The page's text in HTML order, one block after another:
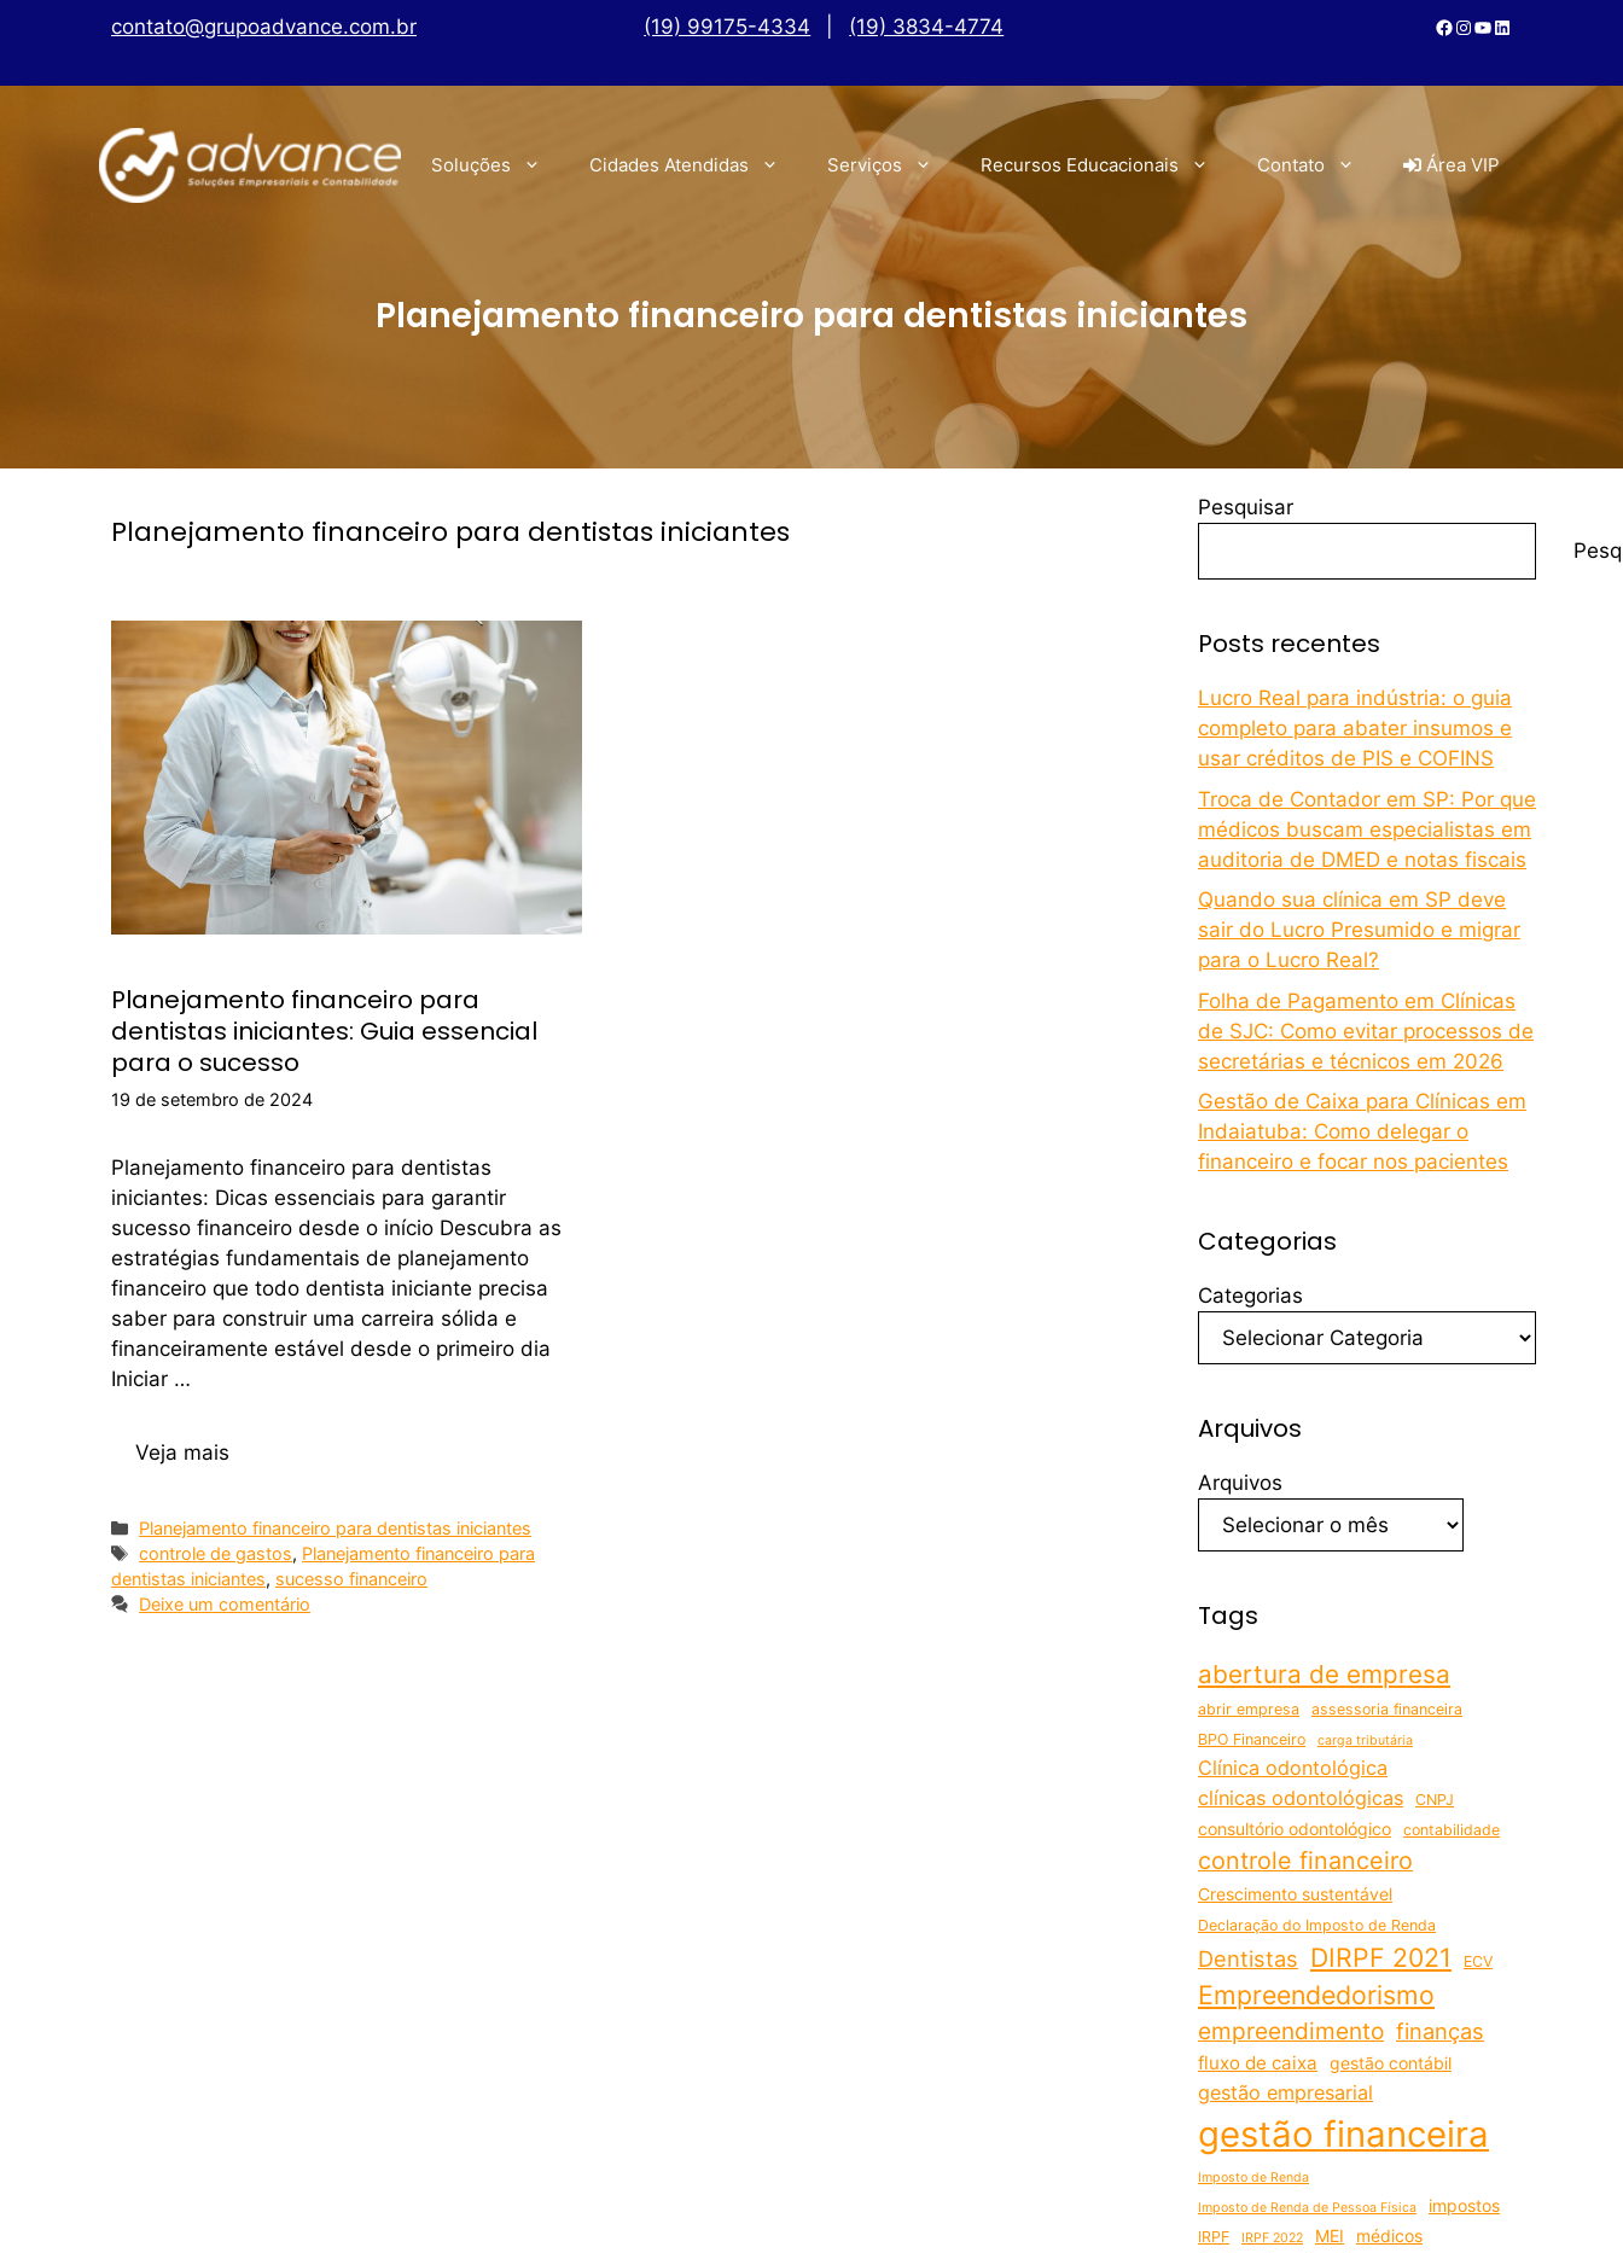
contato@grupoadvance.com.br (19) 99175-4334 (19) 3834-4774
Soluções Cidades Atendidas Serviços Recursos Educacionais Contato Área VIP
Planejamento financeiro para dentistas iniciantes
Planejamento financeiro para dentistas iniciantes
Planejamento financeiro para
dentistas iniciantes: Guia essencial
para o sucesso
19 de setembro de 2024
Planejamento financeiro para dentistas
iniciantes: Dicas essenciais para garantir
sucesso financeiro desde o início Descubra as
estratégias fundamentais de planejamento
financeiro que todo dentista iniciante precisa
saber para construir uma carreira sólida e
financeiramente estável desde o primeiro dia
Iniciar …
Veja mais
Planejamento financeiro para dentistas iniciantes
controle de gastos, Planejamento financeiro para
dentistas iniciantes, sucesso financeiro
Deixe um comentário
Pesquisar
Posts recentes
Lucro Real para indústria: o guia
completo para abater insumos e
usar créditos de PIS e COFINS
Troca de Contador em SP: Por que
médicos buscam especialistas em
auditoria de DMED e notas fiscais
Quando sua clínica em SP deve
sair do Lucro Presumido e migrar
para o Lucro Real?
Folha de Pagamento em Clínicas
de SJC: Como evitar processos de
secretárias e técnicos em 2026
Gestão de Caixa para Clínicas em
Indaiatuba: Como delegar o
financeiro e focar nos pacientes
Categorias
Categorias
Arquivos
Arquivos
Tags
abertura de empresa
abrir empresa
assessoria financeira
BPO Financeiro
carga tributária
Clínica odontológica
clínicas odontológicas
CNPJ
consultório odontológico contabilidade
controle financeiro
Crescimento sustentável
Declaração do Imposto de Renda
Dentistas DIRPF 2021 ECV
Empreendedorismo
empreendimento finanças
fluxo de caixa gestão contábil
gestão empresarial
gestão financeira
Imposto de Renda
Imposto de Renda de Pessoa Física
impostos
IRPF IRPF 2022 MEI médicos